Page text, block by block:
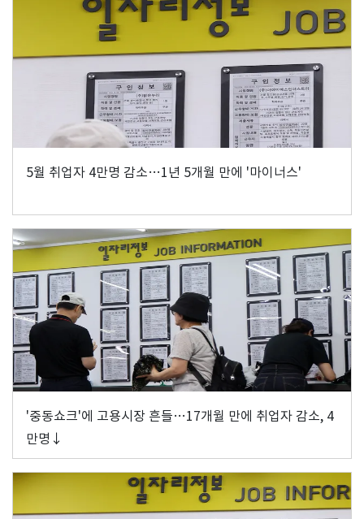
5월 취업자 4만명 감소…1년 5개월 만에 '마이너스'
'중동쇼크'에 고용시장 흔들…17개월 만에 취업자 감소, 4
만명↓